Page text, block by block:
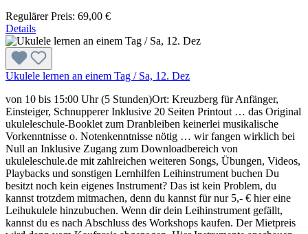
Regulärer Preis: 69,00 €
Details
Ukulele lernen an einem Tag / Sa, 12. Dez
von 10 bis 15:00 Uhr (5 Stunden)Ort: Kreuzberg für Anfänger,
Einsteiger, Schnupperer Inklusive 20 Seiten Printout … das Original
ukuleleschule-Booklet zum Dranbleiben keinerlei musikalische
Vorkenntnisse o. Notenkenntnisse nötig … wir fangen wirklich bei
Null an Inklusive Zugang zum Downloadbereich von
ukuleleschule.de mit zahlreichen weiteren Songs, Übungen, Videos,
Playbacks und sonstigen Lernhilfen Leihinstrument buchen Du
besitzt noch kein eigenes Instrument? Das ist kein Problem, du
kannst trotzdem mitmachen, denn du kannst für nur 5,- € hier eine
Leihukulele hinzubuchen. Wenn dir dein Leihinstrument gefällt,
kannst du es nach Abschluss des Workshops kaufen. Der Mietpreis